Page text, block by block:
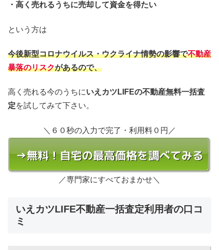
・高く売れるうちに売却して資金を得たい
という方は
今後新型コロナウイルス・ウクライナ情勢の影響で不動産
暴落のリスクがあるので、
高く売れる今のうちにいえカツLIFEの不動産無料一括査
定を試してみて下さい。
＼６０秒の入力で完了・利用料０円／
／専門家にすべておまかせ＼
いえカツLIFE不動産一括査定利用者の口コ
ミ